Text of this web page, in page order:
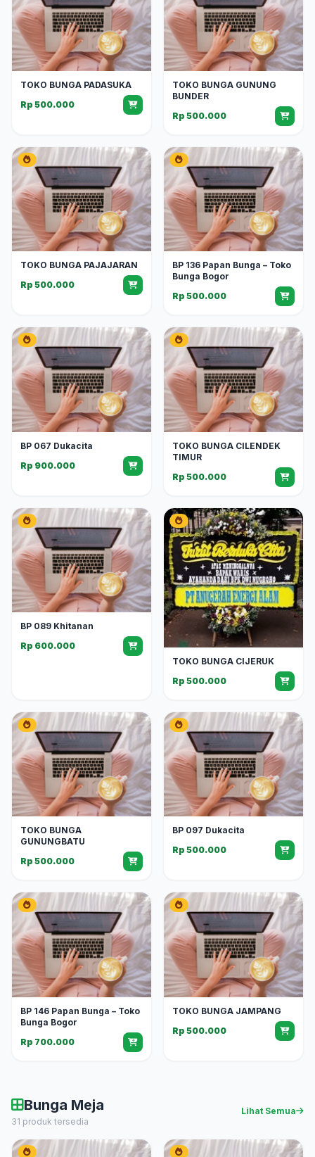
TOKO BUNGA PADASUKA
Rp 500.000
TOKO BUNGA GUNUNG
BUNDER
Rp 500.000
TOKO BUNGA PAJAJARAN
Rp 500.000
BP 136 Papan Bunga – Toko
Bunga Bogor
Rp 500.000
BP 067 Dukacita
Rp 900.000
TOKO BUNGA CILENDEK
TIMUR
Rp 500.000
BP 089 Khitanan
Rp 600.000
TOKO BUNGA CIJERUK
Rp 500.000
TOKO BUNGA
GUNUNGBATU
Rp 500.000
BP 097 Dukacita
Rp 500.000
BP 146 Papan Bunga – Toko
Bunga Bogor
Rp 700.000
TOKO BUNGA JAMPANG
Rp 500.000
Bunga Meja
31 produk tersedia
Lihat Semua